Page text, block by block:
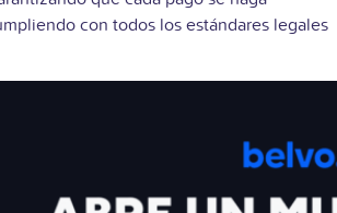
con todos los estándares legales